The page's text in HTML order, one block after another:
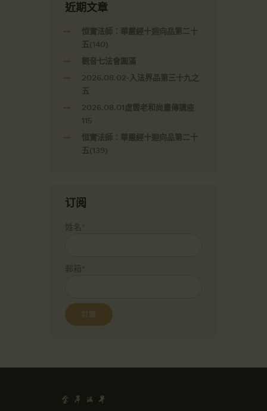
近期文章
恒實法師：華嚴經十迴向品第二十
五(140)
觀音七法會圓滿
2026.08.02-入法界品第三十九之
五
2026.08.01虛雲老和尚畫傳講座
115
恒實法師：華嚴經十迴向品第二十
五(139)
订阅
姓名*
郵箱*